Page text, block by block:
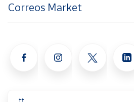
Correos Market